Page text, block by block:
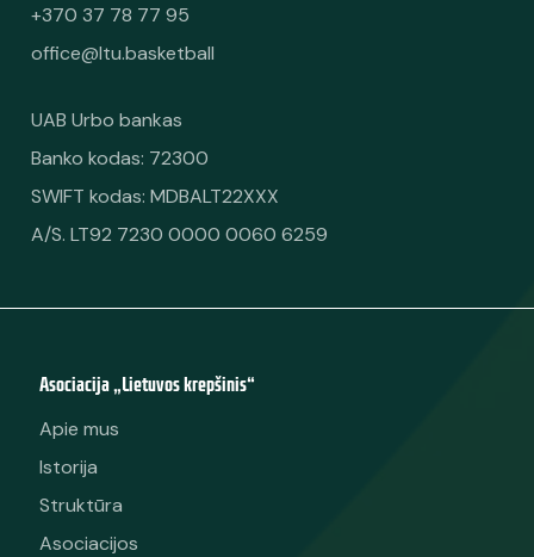
+370 37 78 77 95
office@ltu.basketball
UAB Urbo bankas
Banko kodas: 72300
SWIFT kodas: MDBALT22XXX
A/S. LT92 7230 0000 0060 6259
Asociacija „Lietuvos krepšinis“
Apie mus
Istorija
Struktūra
Asociacijos